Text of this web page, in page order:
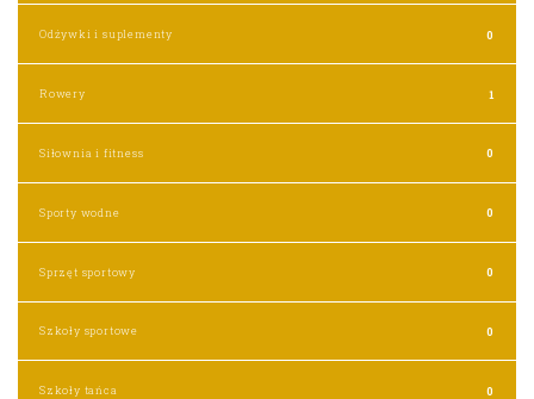
Odżywki i suplementy 0
Rowery 1
Siłownia i fitness 0
Sporty wodne 0
Sprzęt sportowy 0
Szkoły sportowe 0
Szkoły tańca 0